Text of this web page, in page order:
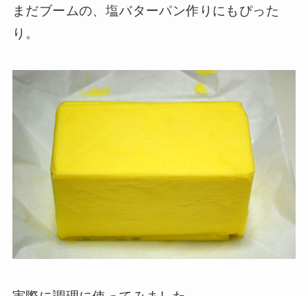
まだブームの、塩バターパン作りにもぴった
り。